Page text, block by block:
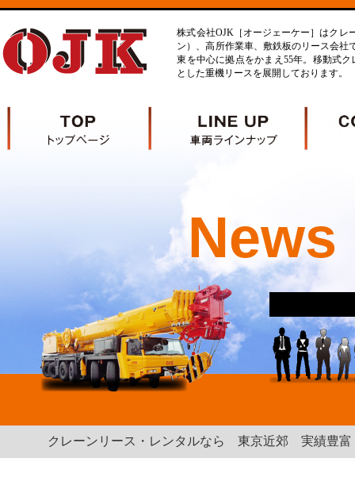
株式会社OJK［オージェーケー］はクレ
ン）、高所作業車、敷鉄板のリース会社
東を中心に拠点をかまえ55年。移動式
とした重機リースを展開しております。
News
クレーンリース・レンタルなら 東京近郊 実績豊富